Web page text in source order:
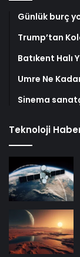
Günlük burç
Trump’tan
Batıkent Halı
Umre Ne
Sinema
Teknoloji